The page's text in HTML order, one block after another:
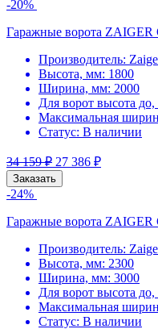
-20%
Гаражные ворота ZAIGER
Производитель:
Высота, мм: 1800
Ширина, мм: 2000
Для ворот высота
Максимальная
Статус: В наличии
34 159₽ 27 386 ₽
Заказать
-24%
Гаражные ворота ZAIGER
Производитель:
Высота, мм: 2300
Ширина, мм: 3000
Для ворот высота
Максимальная
Статус: В наличии